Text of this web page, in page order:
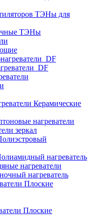
ТЭНы для
ТЭНы
Керамические
нагреватели
зеркал
нагреватель
нагреватели
нагреватель
Плоские
Плоские